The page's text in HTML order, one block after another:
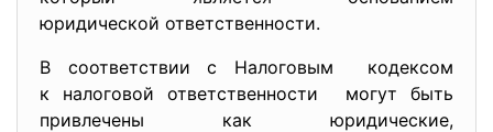
юридической ответственности.
В соответствии с Налоговым кодексом
к налоговой ответственности могут быть
привлечены как юридические,